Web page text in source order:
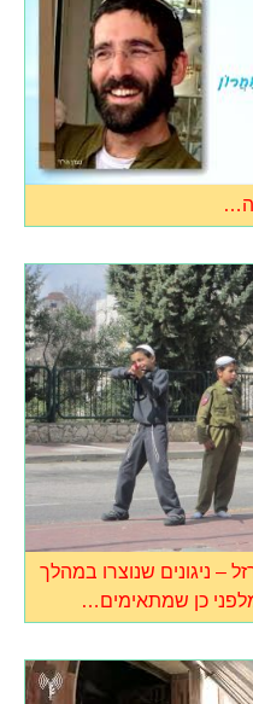
– ניגונים שנוצרו במהלך
כן שמתאימים…